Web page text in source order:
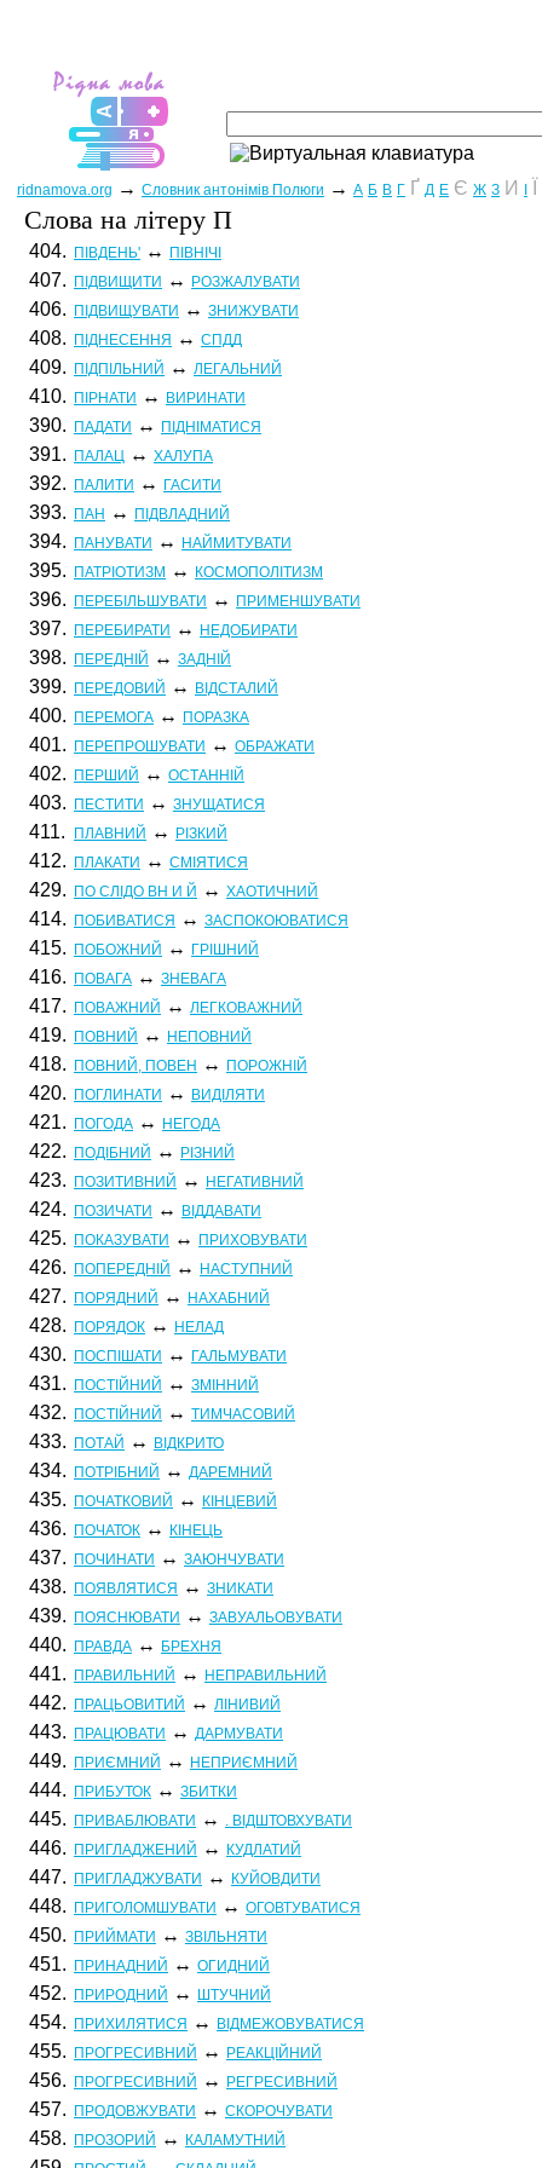
ridnamova.org → Словник антонімів Полюги → А Б В Г Ґ Д Е Є Ж З И
Слова на лiтеру П
404. ПІВДЕНЬ' ↔ ПІВНІЧІ
407. ПІДВИЩИТИ ↔ РОЗЖАЛУВАТИ
406. ПІДВИЩУВАТИ ↔ ЗНИЖУВАТИ
408. ПІДНЕСЕННЯ ↔ СПДД
409. ПІДПІЛЬНИЙ ↔ ЛЕГАЛЬНИЙ
410. ПІРНАТИ ↔ ВИРИНАТИ
390. ПАДАТИ ↔ ПІДНІМАТИСЯ
391. ПАЛАЦ ↔ ХАЛУПА
392. ПАЛИТИ ↔ ГАСИТИ
393. ПАН ↔ ПІДВЛАДНИЙ
394. ПАНУВАТИ ↔ НАЙМИТУВАТИ
395. ПАТРІОТИЗМ ↔ КОСМОПОЛІТИЗМ
396. ПЕРЕБІЛЬШУВАТИ ↔ ПРИМЕНШУВАТИ
397. ПЕРЕБИРАТИ ↔ НЕДОБИРАТИ
398. ПЕРЕДНІЙ ↔ ЗАДНІЙ
399. ПЕРЕДОВИЙ ↔ ВІДСТАЛИЙ
400. ПЕРЕМОГА ↔ ПОРАЗКА
401. ПЕРЕПРОШУВАТИ ↔ ОБРАЖАТИ
402. ПЕРШИЙ ↔ ОСТАННІЙ
403. ПЕСТИТИ ↔ ЗНУЩАТИСЯ
411. ПЛАВНИЙ ↔ РІЗКИЙ
412. ПЛАКАТИ ↔ СМІЯТИСЯ
429. ПО СЛІДО ВН И Й ↔ ХАОТИЧНИЙ
414. ПОБИВАТИСЯ ↔ ЗАСПОКОЮВАТИСЯ
415. ПОБОЖНИЙ ↔ ГРІШНИЙ
416. ПОВАГА ↔ ЗНЕВАГА
417. ПОВАЖНИЙ ↔ ЛЕГКОВАЖНИЙ
419. ПОВНИЙ ↔ НЕПОВНИЙ
418. ПОВНИЙ, ПОВЕН ↔ ПОРОЖНІЙ
420. ПОГЛИНАТИ ↔ ВИДІЛЯТИ
421. ПОГОДА ↔ НЕГОДА
422. ПОДІБНИЙ ↔ РІЗНИЙ
423. ПОЗИТИВНИЙ ↔ НЕГАТИВНИЙ
424. ПОЗИЧАТИ ↔ ВІДДАВАТИ
425. ПОКАЗУВАТИ ↔ ПРИХОВУВАТИ
426. ПОПЕРЕДНІЙ ↔ НАСТУПНИЙ
427. ПОРЯДНИЙ ↔ НАХАБНИЙ
428. ПОРЯДОК ↔ НЕЛАД
430. ПОСПІШАТИ ↔ ГАЛЬМУВАТИ
431. ПОСТІЙНИЙ ↔ ЗМІННИЙ
432. ПОСТІЙНИЙ ↔ ТИМЧАСОВИЙ
433. ПОТАЙ ↔ ВІДКРИТО
434. ПОТРІБНИЙ ↔ ДАРЕМНИЙ
435. ПОЧАТКОВИЙ ↔ КІНЦЕВИЙ
436. ПОЧАТОК ↔ КІНЕЦЬ
437. ПОЧИНАТИ ↔ ЗАЮНЧУВАТИ
438. ПОЯВЛЯТИСЯ ↔ ЗНИКАТИ
439. ПОЯСНЮВАТИ ↔ ЗАВУАЛЬОВУВАТИ
440. ПРАВДА ↔ БРЕХНЯ
441. ПРАВИЛЬНИЙ ↔ НЕПРАВИЛЬНИЙ
442. ПРАЦЬОВИТИЙ ↔ ЛІНИВИЙ
443. ПРАЦЮВАТИ ↔ ДАРМУВАТИ
449. ПРИЄМНИЙ ↔ НЕПРИЄМНИЙ
444. ПРИБУТОК ↔ ЗБИТКИ
445. ПРИВАБЛЮВАТИ ↔ . ВІДШТОВХУВАТИ
446. ПРИГЛАДЖЕНИЙ ↔ КУДЛАТИЙ
447. ПРИГЛАДЖУВАТИ ↔ КУЙОВДИТИ
448. ПРИГОЛОМШУВАТИ ↔ ОГОВТУВАТИСЯ
450. ПРИЙМАТИ ↔ ЗВІЛЬНЯТИ
451. ПРИНАДНИЙ ↔ ОГИДНИЙ
452. ПРИРОДНИЙ ↔ ШТУЧНИЙ
454. ПРИХИЛЯТИСЯ ↔ ВІДМЕЖОВУВАТИСЯ
455. ПРОГРЕСИВНИЙ ↔ РЕАКЦІЙНИЙ
456. ПРОГРЕСИВНИЙ ↔ РЕГРЕСИВНИЙ
457. ПРОДОВЖУВАТИ ↔ СКОРОЧУВАТИ
458. ПРОЗОРИЙ ↔ КАЛАМУТНИЙ